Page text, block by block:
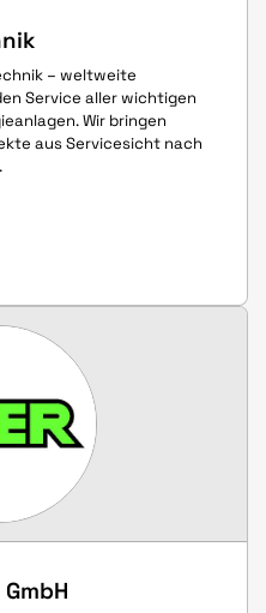
– weltweite
Service aller wichtigen
Wir bringen
aus Servicesicht nach